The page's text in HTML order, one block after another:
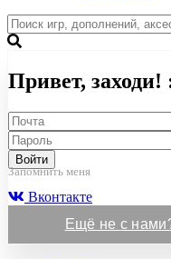
Привет, заходи!
Войти
Запомнить меня
Вконтакте
Ещё не с